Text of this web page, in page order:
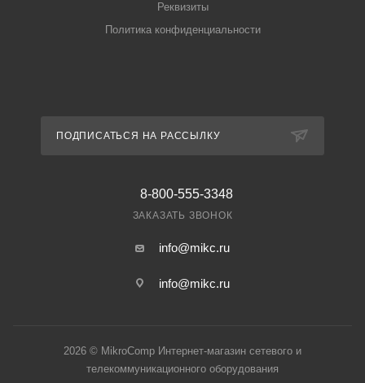
Реквизиты
Политика конфиденциальности
ПОДПИСАТЬСЯ НА РАССЫЛКУ
8-800-555-3348
ЗАКАЗАТЬ ЗВОНОК
info@mikc.ru
info@mikc.ru
2026 © MikroComp Интернет-магазин сетевого и
телекоммуникационного оборудования